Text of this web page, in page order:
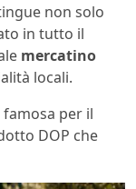
non solo
in tutto il
mercatino
locali.
famosa per il
DOP che